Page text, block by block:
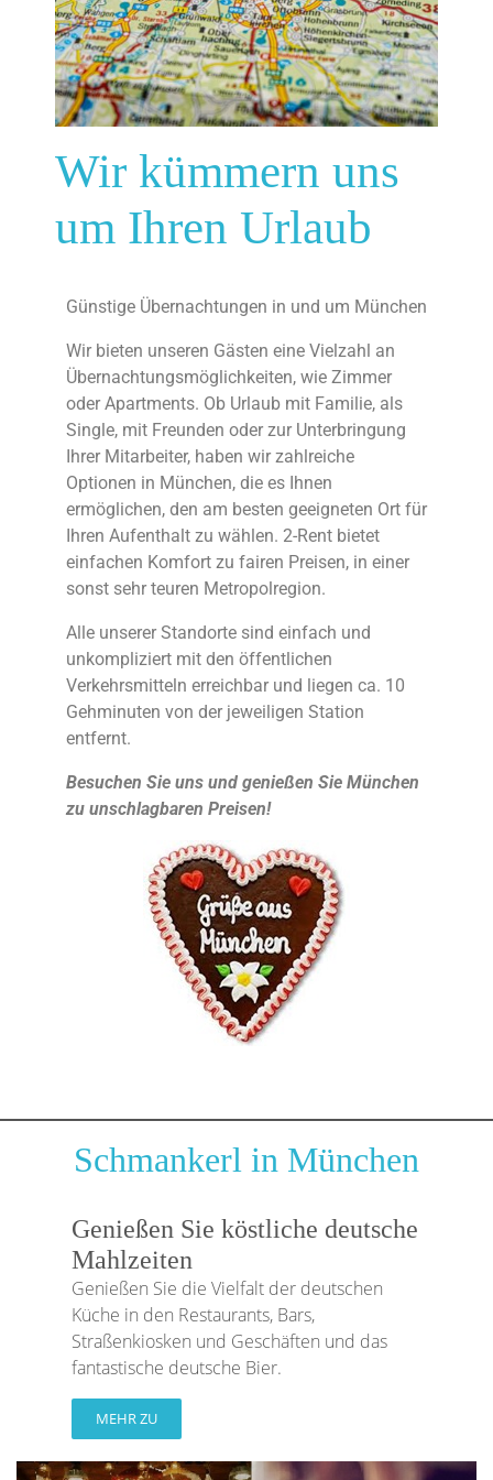
Wir kümmern uns
um Ihren Urlaub
Günstige Übernachtungen in und um München
Wir bieten unseren Gästen eine Vielzahl an
Übernachtungsmöglichkeiten, wie Zimmer
oder Apartments. Ob Urlaub mit Familie, als
Single, mit Freunden oder zur Unterbringung
Ihrer Mitarbeiter, haben wir zahlreiche
Optionen in München, die es Ihnen
ermöglichen, den am besten geeigneten Ort für
Ihren Aufenthalt zu wählen. 2-Rent bietet
einfachen Komfort zu fairen Preisen, in einer
sonst sehr teuren Metropolregion.
Alle unserer Standorte sind einfach und
unkompliziert mit den öffentlichen
Verkehrsmitteln erreichbar und liegen ca. 10
Gehminuten von der jeweiligen Station
entfernt.
Besuchen Sie uns und genießen Sie München
zu unschlagbaren Preisen!
Schmankerl in München
Genießen Sie köstliche deutsche
Mahlzeiten
Genießen Sie die Vielfalt der deutschen
Küche in den Restaurants, Bars,
Straßenkiosken und Geschäften und das
fantastische deutsche Bier.
MEHR ZU